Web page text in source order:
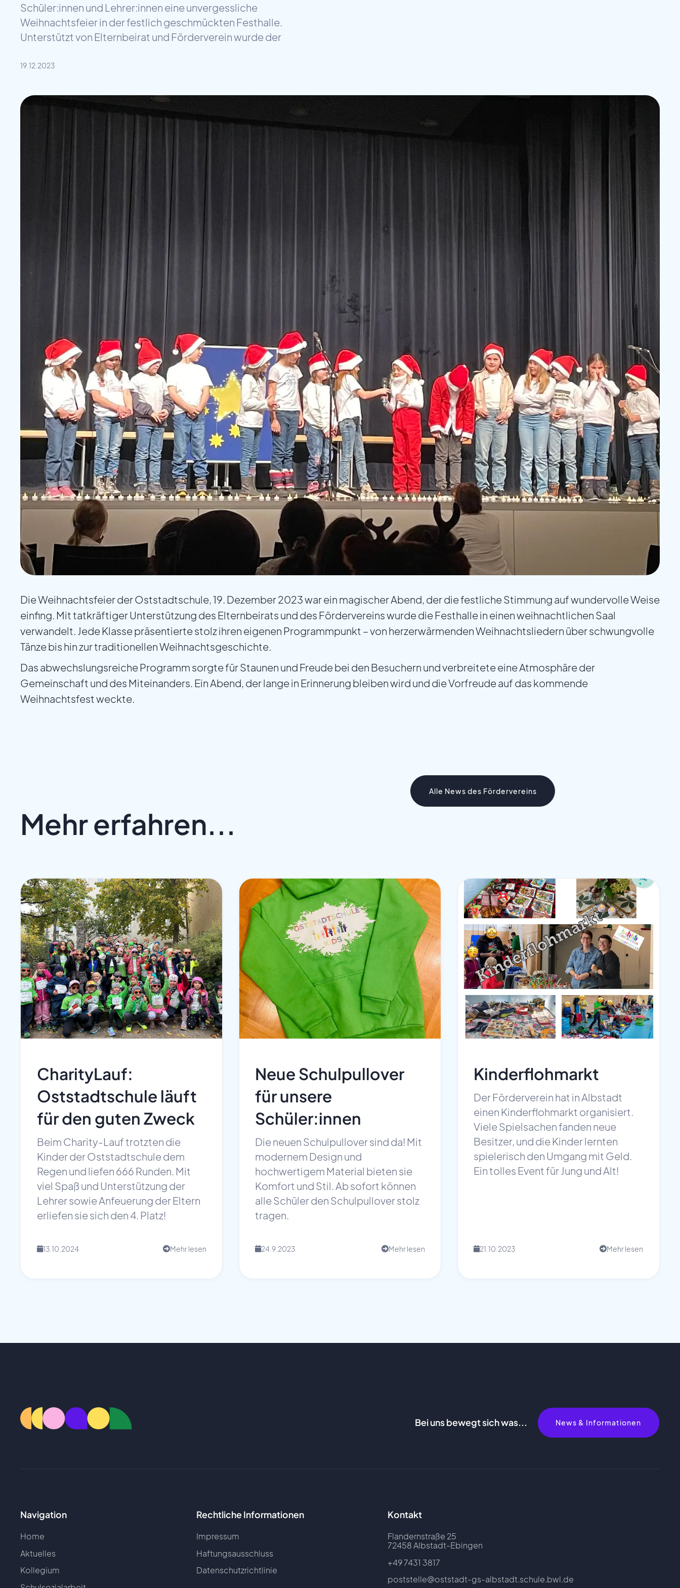
Schüler:innen und Lehrer:innen eine unvergessliche
Weihnachtsfeier in der festlich geschmückten Festhalle.
Unterstützt von Elternbeirat und Förderverein wurde der
19.12.2023
Die Weihnachtsfeier der Oststadtschule, 19. Dezember 2023 war ein magischer Abend, der die festliche Stimmung auf wundervolle Weise
einfing. Mit tatkräftiger Unterstützung des Elternbeirats und des Fördervereins wurde die Festhalle in einen weihnachtlichen Saal
verwandelt. Jede Klasse präsentierte stolz ihren eigenen Programmpunkt – von herzerwärmenden Weihnachtsliedern über schwungvolle
Tänze bis hin zur traditionellen Weihnachtsgeschichte.
Das abwechslungsreiche Programm sorgte für Staunen und Freude bei den Besuchern und verbreitete eine Atmosphäre der
Gemeinschaft und des Miteinanders. Ein Abend, der lange in Erinnerung bleiben wird und die Vorfreude auf das kommende
Weihnachtsfest weckte.
Mehr erfahren...
Alle News des Fördervereins
CharityLauf:
Oststadtschule läuft
für den guten Zweck
Beim Charity-Lauf trotzten die
Kinder der Oststadtschule dem
Regen und liefen 666 Runden. Mit
viel Spaß und Unterstützung der
Lehrer sowie Anfeuerung der Eltern
erliefen sie sich den 4. Platz!
📅13.10.2024 Mehr lesen
Neue Schulpullover
für unsere
Schüler:innen
Die neuen Schulpullover sind da! Mit
modernem Design und
hochwertigem Material bieten sie
Komfort und Stil. Ab sofort können
alle Schüler den Schulpullover stolz
tragen.
📅24.9.2023 Mehr lesen
Kinderflohmarkt
Der Förderverein hat in Albstadt
einen Kinderflohmarkt organisiert.
Viele Spielsachen fanden neue
Besitzer, und die Kinder lernten
spielerisch den Umgang mit Geld.
Ein tolles Event für Jung und Alt!
📅21.10.2023 Mehr lesen
Bei uns bewegt sich was... News & Informationen
Navigation
Home
Aktuelles
Kollegium
Rechtliche Informationen
Impressum
Haftungsausschluss
Datenschutzrichtlinie
Kontakt
Flandernstraße 25
72458 Albstadt-Ebingen
+49 7431 3817
poststelle@oststadt-gs-albstadt.schule.bwl.de